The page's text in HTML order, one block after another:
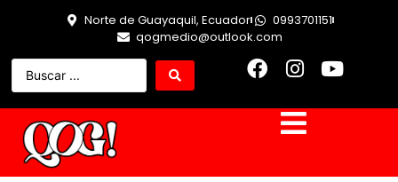
Norte de Guayaquil, Ecuador
0993701151
qogmedio@outlook.com